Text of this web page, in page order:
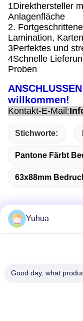
1Direkthersteller
Anlagenfläche
2.
Lamination,
3Perfektes und
4Schnelle
Proben
willkommen!
Kontakt-E-Mail:
Stichworte:
Pantone Färbt
63x88mm
Guangdong
Yuhua
Good day, what